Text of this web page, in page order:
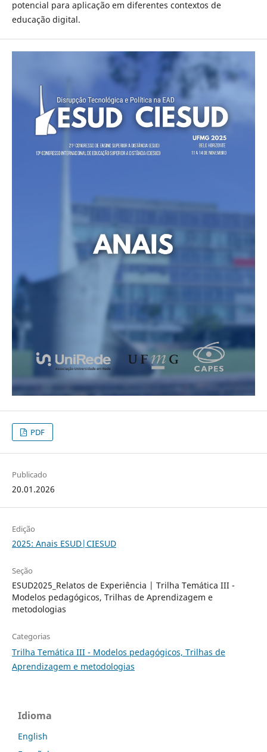
potencial para aplicação em diferentes contextos de
educação digital.
PDF
Publicado
20.01.2026
Edição
2025: Anais ESUD|CIESUD
Seção
ESUD2025_Relatos de Experiência | Trilha Temática III -
Modelos pedagógicos, Trilhas de Aprendizagem e
metodologias
Categorias
Trilha Temática III - Modelos pedagógicos, Trilhas de
Aprendizagem e metodologias
Idioma
English